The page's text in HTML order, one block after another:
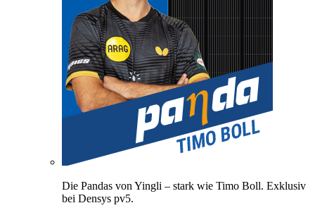
Die Pandas von Yingli – stark wie Timo Boll. Exklusiv
bei Densys pv5.